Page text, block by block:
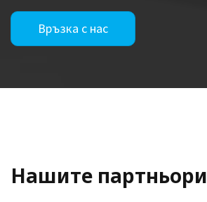
Връзка с нас
Нашите партньори